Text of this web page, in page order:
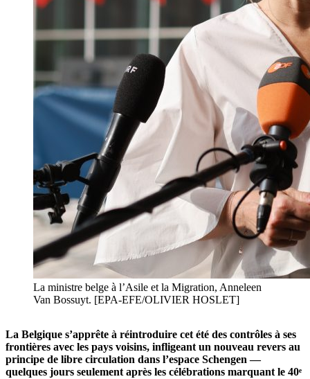
La ministre belge à l’Asile et la Migration, Anneleen
Van Bossuyt. [EPA-EFE/OLIVIER HOSLET]
La Belgique s’apprête à réintroduire cet été des contrôles à ses
frontières avec les pays voisins, infligeant un nouveau revers au
principe de libre circulation dans l’espace Schengen —
quelques jours seulement après les célébrations marquant le 40ᵉ